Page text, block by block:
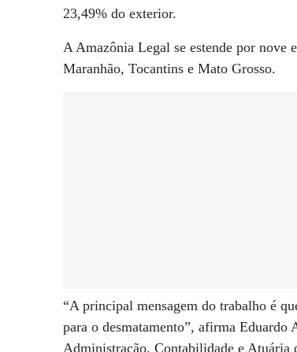
23,49% do exterior.
A Amazônia Legal se estende por nove
Maranhão, Tocantins e Mato Grosso.
“A principal mensagem do trabalho é
para o desmatamento”, afirma
Administração, Contabilidade e Atuária